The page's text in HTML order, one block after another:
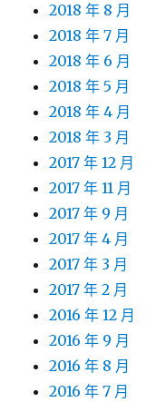
2018 年 8 月
2018 年 7 月
2018 年 6 月
2018 年 5 月
2018 年 4 月
2018 年 3 月
2017 年 12 月
2017 年 11 月
2017 年 9 月
2017 年 4 月
2017 年 3 月
2017 年 2 月
2016 年 12 月
2016 年 9 月
2016 年 8 月
2016 年 7 月